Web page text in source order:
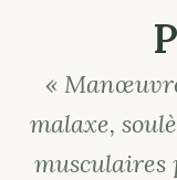
«
malaxe,
musculaires